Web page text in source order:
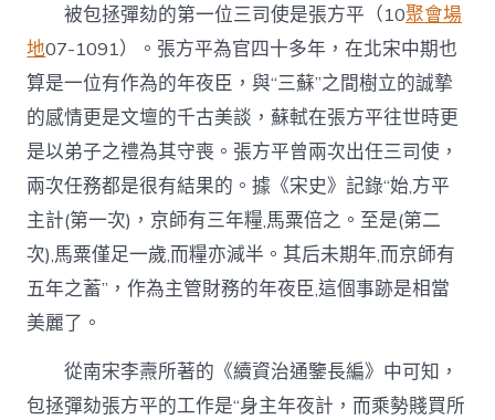
被包拯彈劾的第一位三司使是張方平（10聚會場
地07-1091）。張方平為官四十多年，在北宋中期也
算是一位有作為的年夜臣，與“三蘇”之間樹立的誠摯
的感情更是文壇的千古美談，蘇軾在張方平往世時更
是以弟子之禮為其守喪。張方平曾兩次出任三司使，
兩次任務都是很有結果的。據《宋史》記錄“始,方平
主計(第一次)，京師有三年糧,馬粟倍之。至是(第二
次),馬粟僅足一歲,而糧亦減半。其后未期年,而京師有
五年之蓄”，作為主管財務的年夜臣,這個事跡是相當
美麗了。
從南宋李燾所著的《續資治通鑒長編》中可知，
包拯彈劾張方平的工作是“身主年夜計，而乘勢賤買所